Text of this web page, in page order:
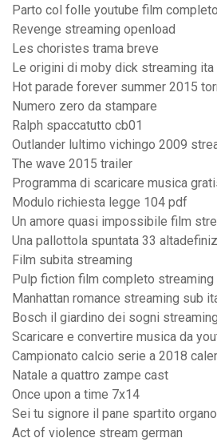
Parto col folle youtube film completo
Revenge streaming openload
Les choristes trama breve
Le origini di moby dick streaming ita
Hot parade forever summer 2015
Numero zero da stampare
Ralph spaccatutto cb01
Outlander lultimo vichingo 2009
The wave 2015 trailer
Programma di scaricare musica
Modulo richiesta legge 104 pdf
Un amore quasi impossibile film
Una pallottola spuntata 33
Film subita streaming
Pulp fiction film completo streaming
Manhattan romance streaming sub
Bosch il giardino dei sogni
Scaricare e convertire musica da
Campionato calcio serie a 2018
Natale a quattro zampe cast
Once upon a time 7x14
Sei tu signore il pane spartito organo
Act of violence stream german